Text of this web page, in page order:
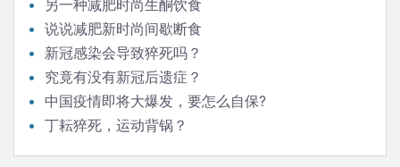
另一种减肥时尚生酮饮食
说说减肥新时尚间歇断食
新冠感染会导致猝死吗？
究竟有没有新冠后遗症？
中国疫情即将大爆发，要怎么自保?
丁耘猝死，运动背锅？